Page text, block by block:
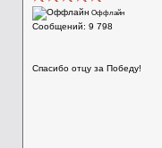
Оффлайн
Сообщений: 9 798
Спасибо отцу за Победу!